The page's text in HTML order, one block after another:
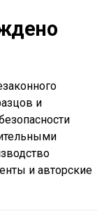
и
и авторские